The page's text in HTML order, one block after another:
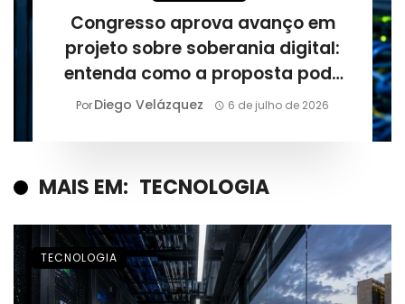
Congresso aprova avanço em
projeto sobre soberania digital:
entenda como a proposta pode
mudar a infraestrutura
PorDiego Velázquez 6 de julho de 2026
MAIS EM: TECNOLOGIA
TECNOLOGIA